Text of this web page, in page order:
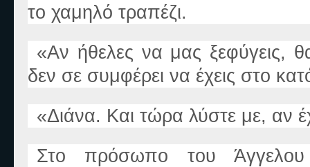
το χαμηλό τραπέζι.
«Αν ήθελες να μας ξεφύγεις,
δεν σε συμφέρει να έχεις στο
«Διάνα. Και τώρα λύστε με, αν
Στο πρόσωπο του Άγγελου